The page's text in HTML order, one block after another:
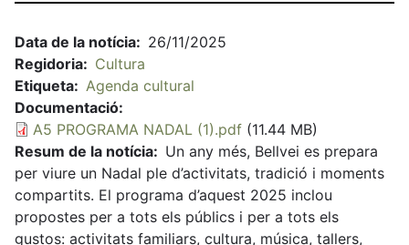
Data de la notícia
26/11/2025
Regidoria
Cultura
Etiqueta
Agenda cultural
Documentació
A5 PROGRAMA NADAL (1).pdf (11.44 MB)
Resum de la notícia
Un any més, Bellvei es prepara
per viure un Nadal ple d’activitats, tradició i moments
compartits. El programa d’aquest 2025 inclou
propostes per a tots els públics i per a tots els
gustos: activitats familiars, cultura, música, tallers,